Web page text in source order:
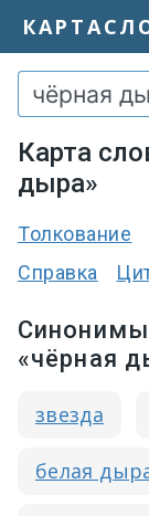
Карта
дыра»
Толкование
Справка
«чёрная
звезда
белая